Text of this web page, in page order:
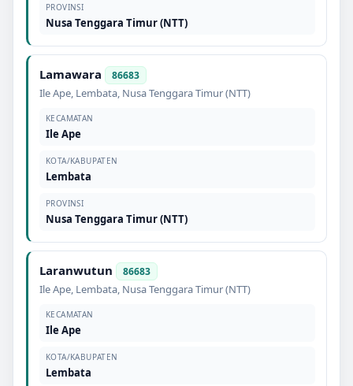
PROVINSI
Nusa Tenggara Timur (NTT)
Lamawara 86683
Ile Ape, Lembata, Nusa Tenggara Timur (NTT)
KECAMATAN
Ile Ape
KOTA/KABUPATEN
Lembata
PROVINSI
Nusa Tenggara Timur (NTT)
Laranwutun 86683
Ile Ape, Lembata, Nusa Tenggara Timur (NTT)
KECAMATAN
Ile Ape
KOTA/KABUPATEN
Lembata